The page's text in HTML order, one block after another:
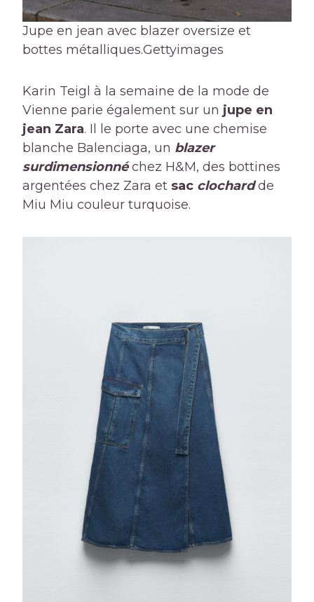
Jupe en jean avec blazer oversize et
bottes métalliques.Gettyimages
Karin Teigl à la semaine de la mode de
Vienne parie également sur un jupe en
jean Zara. Il le porte avec une chemise
blanche Balenciaga, un blazer
surdimensionnéchez H&M, des bottines
argentées chez Zara et sac clochardde
Miu Miu couleur turquoise.